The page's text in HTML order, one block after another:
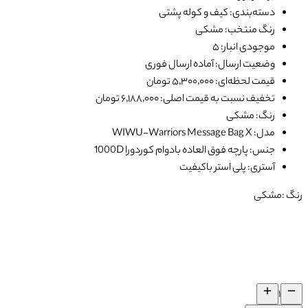
دسته‌بندی: کیف و کوله پشتی
رنگ منتخب: مشکی
موجودی انبار: ۵
وضعیت ارسال: آماده ارسال فوری
قیمت لحظه‌ای: ۵٬۳۰۰٬۰۰۰ تومان
تخفیف نسبت به قیمت اصلی: ۶٬۱۸۸٬۰۰۰ تومان
رنگ: مشکی
مدل: WIWU-Warriors Message Bag X
جنس: پارچه فوق العاده بادوام کوردورا 1000D
آستری: پلی استر باکیفیت
رنگ :مشکی
۱